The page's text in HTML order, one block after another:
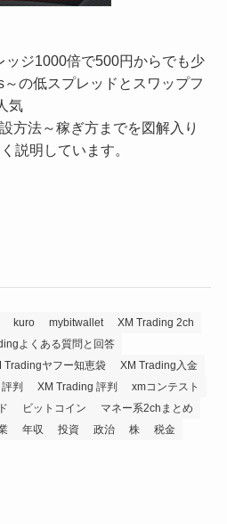
ッジ1000倍で500円からでも少
の低スプレッドとスワップフ
気
方法～稼ぎ方までを図解入り
説明しています。
kuro mybitwallet
XM Trading 2ch
よくある質問と回答
Tradingヤフー知恵袋
XM Trading入金
判 XM Trading 評判
xmコンテスト
ビットコイン
マネー系2chまとめ
年収 投資 政治 株
税金